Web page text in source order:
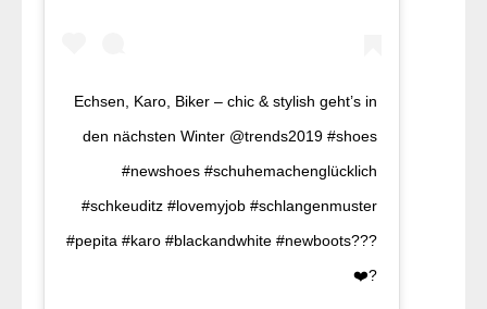
Echsen, Karo, Biker – chic & stylish geht’s in
den nächsten Winter @trends2019 #shoes
#newshoes #schuhemachenglücklich
#schkeuditz #lovemyjob #schlangenmuster
#pepita #karo #blackandwhite #newboots???
❤️?